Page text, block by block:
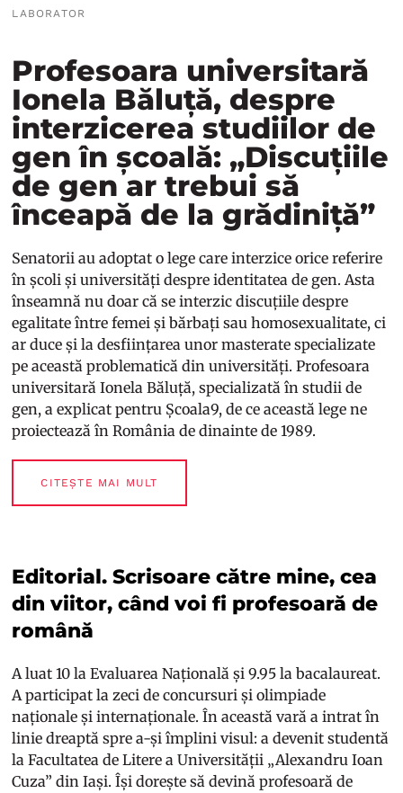
LABORATOR
Profesoara universitară
Ionela Băluță, despre
interzicerea studiilor de
gen în școală: „Discuțiile
de gen ar trebui să
înceapă de la grădiniță”
Senatorii au adoptat o lege care interzice orice referire
în școli și universități despre identitatea de gen. Asta
înseamnă nu doar că se interzic discuțiile despre
egalitate între femei și bărbați sau homosexualitate, ci
ar duce și la desființarea unor masterate specializate
pe această problematică din universități. Profesoara
universitară Ionela Băluță, specializată în studii de
gen, a explicat pentru Școala9, de ce această lege ne
proiectează în România de dinainte de 1989.
CITEȘTE MAI MULT
Editorial. Scrisoare către mine, cea
din viitor, când voi fi profesoară de
română
A luat 10 la Evaluarea Națională și 9.95 la bacalaureat.
A participat la zeci de concursuri și olimpiade
naționale și internaționale. În această vară a intrat în
linie dreaptă spre a-și împlini visul: a devenit studentă
la Facultatea de Litere a Universității „Alexandru Ioan
Cuza” din Iași. Își dorește să devină profesoară de